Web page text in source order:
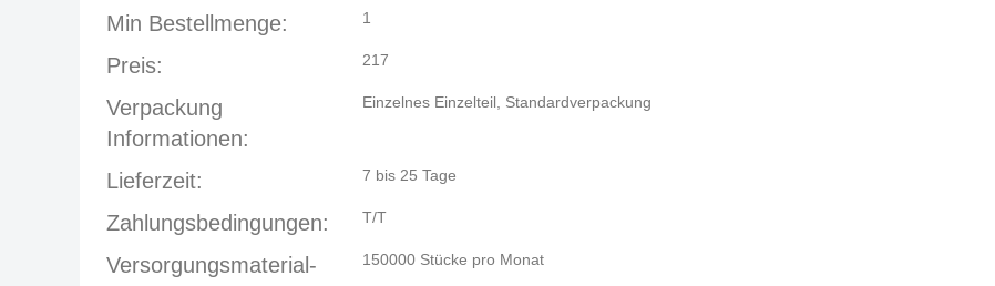
Min Bestellmenge: 1
Preis: 217
Verpackung
Informationen:
Einzelnes Einzelteil, Standardverpackung
Lieferzeit: 7 bis 25 Tage
Zahlungsbedingungen: T/T
Versorgungsmaterial-
150000 Stücke pro Monat